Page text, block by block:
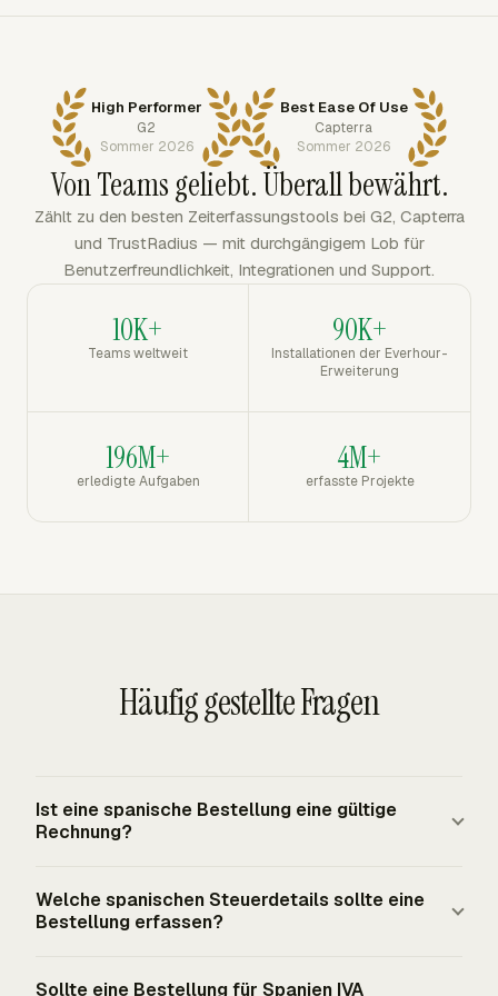
High Performer
G2
Sommer 2026
Best Ease Of Use
Capterra
Sommer 2026
Von Teams geliebt. Überall bewährt.
Zählt zu den besten Zeiterfassungstools bei G2, Capterra
und TrustRadius — mit durchgängigem Lob für
Benutzerfreundlichkeit, Integrationen und Support.
10K+
Teams weltweit
90K+
Installationen der Everhour-
Erweiterung
196M+
erledigte Aufgaben
4M+
erfasste Projekte
Häufig gestellte Fragen
Ist eine spanische Bestellung eine gültige
Rechnung?
Sie dokumentiert die Genehmigung des Käufers zum
Kauf von Waren oder Dienstleistungen, während die
Welche spanischen Steuerdetails sollte eine
Bestellung erfassen?
Sollte eine Bestellung für Spanien IVA